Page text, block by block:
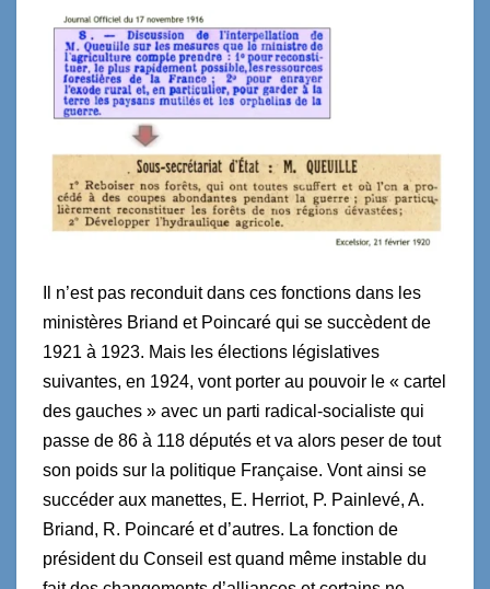
Il n’est pas reconduit dans ces fonctions dans les
ministères Briand et Poincaré qui se succèdent de
1921 à 1923. Mais les élections législatives
suivantes, en 1924, vont porter au pouvoir le « cartel
des gauches » avec un parti radical-socialiste qui
passe de 86 à 118 députés et va alors peser de tout
son poids sur la politique Française. Vont ainsi se
succéder aux manettes, E. Herriot, P. Painlevé, A.
Briand, R. Poincaré et d’autres. La fonction de
président du Conseil est quand même instable du